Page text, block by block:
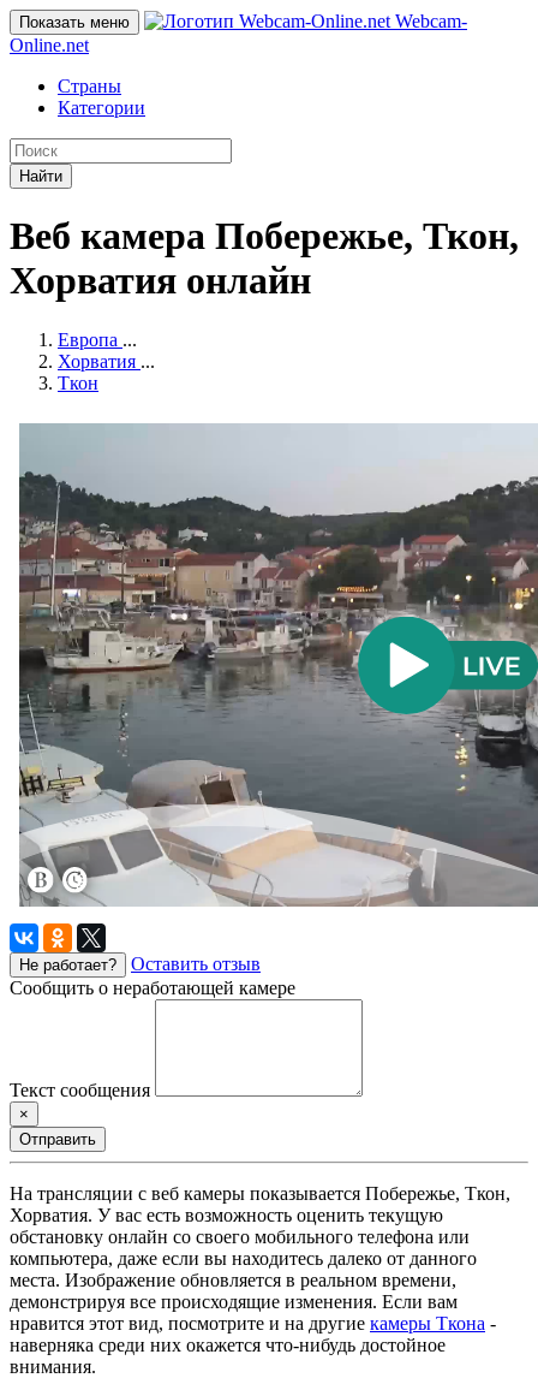
Показать меню
Webcam-
Online.net
Страны
Категории
Найти
Веб камера Побережье, Ткон,
Хорватия онлайн
Европа ...
Хорватия ...
Ткон
Не работает?
Оставить отзыв
Сообщить о неработающей камере
Текст сообщения
×
Отправить
На трансляции с веб камеры показывается Побережье, Ткон,
Хорватия. У вас есть возможность оценить текущую
обстановку онлайн со своего мобильного телефона или
компьютера, даже если вы находитесь далеко от данного
места. Изображение обновляется в реальном времени,
демонстрируя все происходящие изменения. Если вам
нравится этот вид, посмотрите и на другие камеры Ткона -
наверняка среди них окажется что-нибудь достойное
внимания.